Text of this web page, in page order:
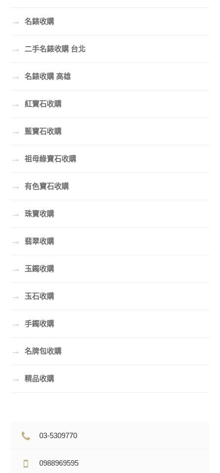
→ 名錶收購
→ 二手名錶收購 台北
→ 名錶收購 高雄
→ 紅寶石收購
→ 藍寶石收購
→ 祖母綠寶石收購
→ 有色寶石收購
→ 珠寶收購
→ 翡翠收購
→ 玉鐲收購
→ 玉石收購
→ 手鐲收購
→ 名牌包收購
→ 精品收購
03-5309770
0988969595